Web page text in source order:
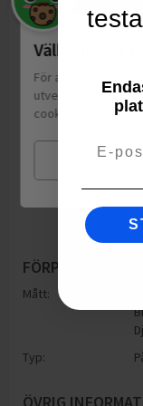
FÖRPACKNING
Mått:
Typ:
Välkommen
För att leverera en
utveckling och ha
cookies.
Läs mer
Mina val